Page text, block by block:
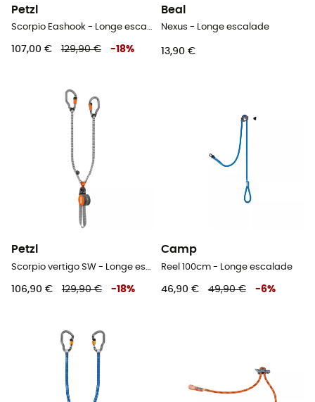
Petzl
Scorpio Eashook - Longe escalade
107,00 € 129,90 € -18%
Beal
Nexus - Longe escalade
13,90 €
Petzl
Scorpio vertigo SW - Longe escalade
106,90 € 129,90 € -18%
Camp
Reel 100cm - Longe escalade
46,90 € 49,90 € -6%